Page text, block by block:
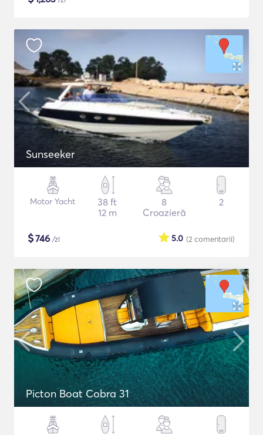
Sunseeker
Motor Yacht
38 ft
12 m
8
Croazieră
2
$746 /zi (2 comentarii)
5.0
Picton Boat Cobra 31